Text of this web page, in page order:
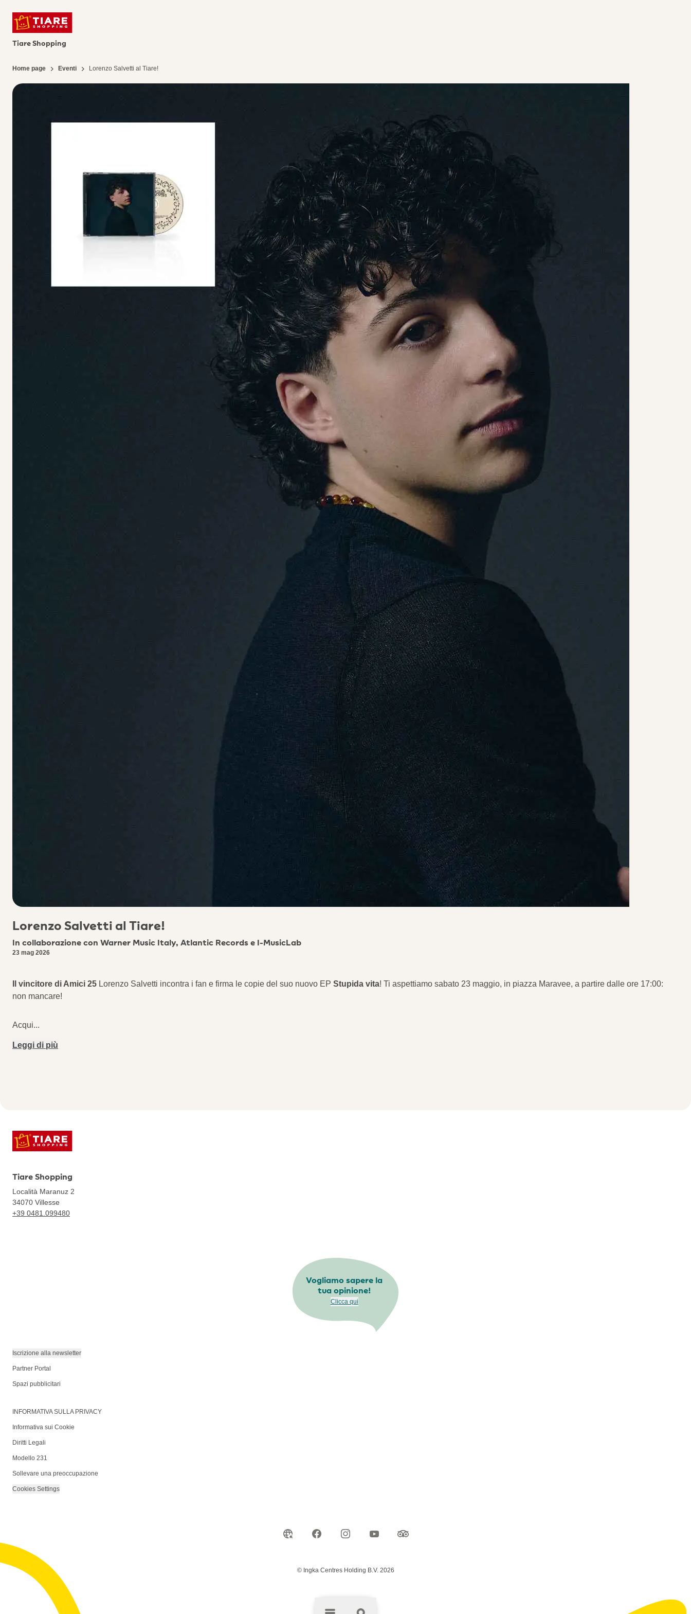
Tiare Shopping
Home page Eventi Lorenzo Salvetti al Tiare!
Lorenzo Salvetti al Tiare!
In collaborazione con Warner Music Italy, Atlantic Records e I-MusicLab
23 mag 2026
Il vincitore di Amici 25 Lorenzo Salvetti incontra i fan e firma le copie del suo nuovo EP Stupida vita! Ti aspettiamo sabato 23 maggio, in piazza Maravee, a partire dalle ore 17:00:
non mancare!
Acqui...
Leggi di più
Tiare Shopping
Località Maranuz 2
34070 Villesse
+39 0481.099480
Vogliamo sapere la
tua opinione!
Clicca qui
Iscrizione alla newsletter
Partner Portal
Spazi pubblicitari
INFORMATIVA SULLA PRIVACY
Informativa sui Cookie
Diritti Legali
Modello 231
Sollevare una preoccupazione
Cookies Settings
© Ingka Centres Holding B.V. 2026